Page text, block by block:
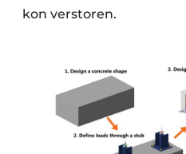
kon verstoren.